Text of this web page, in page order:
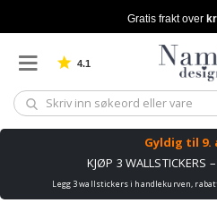
Gratis frakt over
4.1 Basert på 1025 stemmer
Gyldig til 9.
KJØP 3 WALLSTICKERS
Legg 3 wallstickers i handlekurven,